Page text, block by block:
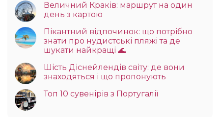
Величний Краків: маршрут на один
день з картою
Пікантний відпочинок: що потрібно
знати про нудистські пляжі та де
шукати найкращі 🌊
Шість Діснейлендів світу: де вони
знаходяться і що пропонують
Топ 10 сувенірів з Португалії